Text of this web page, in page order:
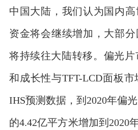
中国大陆，我们认为国内高
资金将会继续增加，大部
将持续往大陆转移。偏光
和成长性与TFT-LCD面板
IHS预测数据，到2020年偏
的4.42亿平方米增加到2020